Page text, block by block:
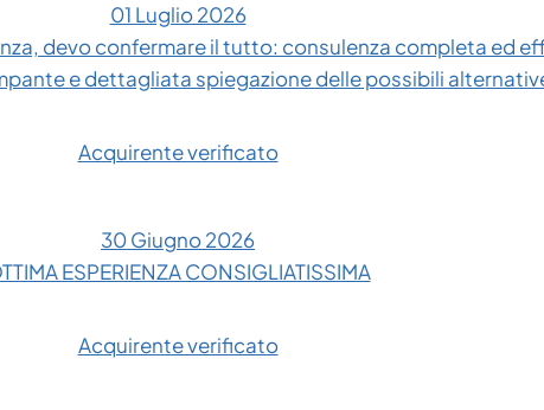
01 Luglio 2026
devo confermare il tutto: consulenza completa ed
e dettagliata spiegazione delle possibili
Acquirente verificato
30 Giugno 2026
ESPERIENZA CONSIGLIATISSIMA
Acquirente verificato